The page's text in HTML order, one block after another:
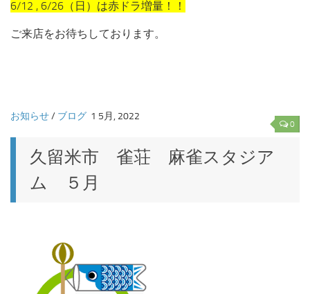
6/12 , 6/26（日）は赤ドラ増量！！
ご来店をお待ちしております。
0
お知らせ/ ブログ 1 5月, 2022
久留米市 雀荘 麻雀スタジア
ム ５月